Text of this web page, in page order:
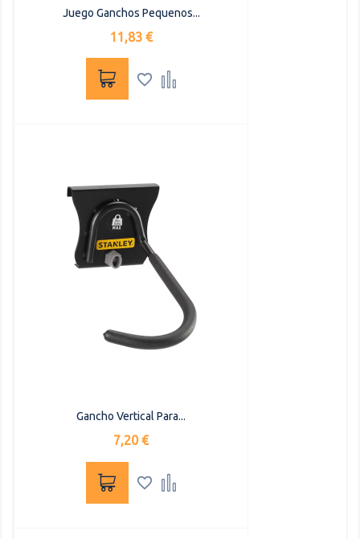
Juego Ganchos Pequenos...
Precio
11,83 €
 
Gancho Vertical Para...
Precio
7,20 €
 